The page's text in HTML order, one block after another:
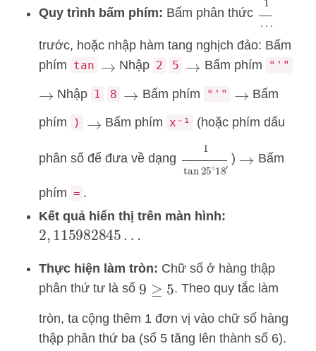
Quy trình bấm phím: Bấm phân thức 1…
trước, hoặc nhập hàm tang nghịch đảo: Bấm
phím tan → Nhập 2 5 → Bấm phím °'"
→ Nhập 1 8 → Bấm phím °'" → Bấm
phím ) → Bấm phím x⁻¹ (hoặc phím dấu
phân số để đưa về dạng tan ∘ 18
) → Bấm
phím = .
Kết quả hiển thị trên màn hình:
2, 115982845 …
Thực hiện làm tròn: Chữ số ở hàng thập
phân thứ tư là số 9 ≥5 . Theo quy tắc làm
tròn, ta cộng thêm 1 đơn vị vào chữ số hàng
thập phân thứ ba (số 5 tăng lên thành số 6).